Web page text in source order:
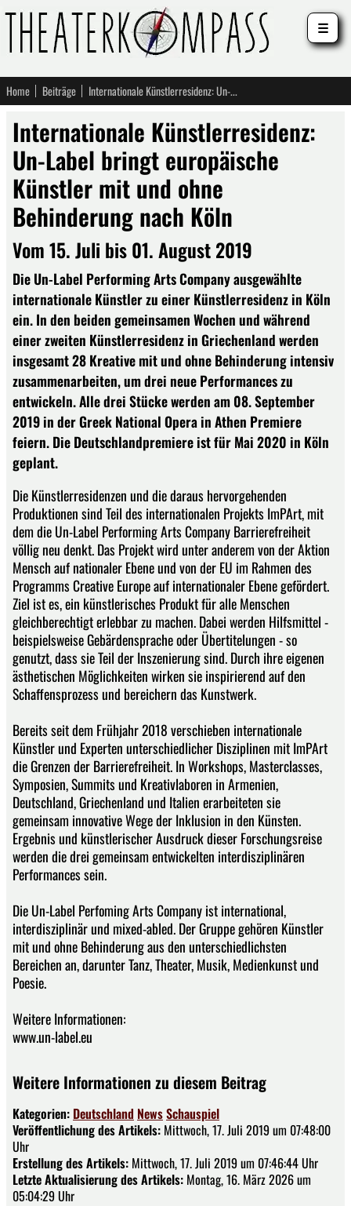
Home Beiträge Internationale Künstlerresidenz: Un-Label bringt europäische Künstler mit und ohne Behinderung nach Köln
Internationale Künstlerresidenz:
Un-Label bringt europäische
Künstler mit und ohne
Behinderung nach Köln
Vom 15. Juli bis 01. August 2019
Die Un-Label Performing Arts Company ausgewählte
internationale Künstler zu einer Künstlerresidenz in Köln
ein. In den beiden gemeinsamen Wochen und während
einer zweiten Künstlerresidenz in Griechenland werden
insgesamt 28 Kreative mit und ohne Behinderung intensiv
zusammenarbeiten, um drei neue Performances zu
entwickeln. Alle drei Stücke werden am 08. September
2019 in der Greek National Opera in Athen Premiere
feiern. Die Deutschlandpremiere ist für Mai 2020 in Köln
geplant.
Die Künstlerresidenzen und die daraus hervorgehenden
Produktionen sind Teil des internationalen Projekts ImPArt, mit
dem die Un-Label Performing Arts Company Barrierefreiheit
völlig neu denkt. Das Projekt wird unter anderem von der Aktion
Mensch auf nationaler Ebene und von der EU im Rahmen des
Programms Creative Europe auf internationaler Ebene gefördert.
Ziel ist es, ein künstlerisches Produkt für alle Menschen
gleichberechtigt erlebbar zu machen. Dabei werden Hilfsmittel -
beispielsweise Gebärdensprache oder Übertitelungen - so
genutzt, dass sie Teil der Inszenierung sind. Durch ihre eigenen
ästhetischen Möglichkeiten wirken sie inspirierend auf den
Schaffensprozess und bereichern das Kunstwerk.
Bereits seit dem Frühjahr 2018 verschieben internationale
Künstler und Experten unterschiedlicher Disziplinen mit ImPArt
die Grenzen der Barrierefreiheit. In Workshops, Masterclasses,
Symposien, Summits und Kreativlaboren in Armenien,
Deutschland, Griechenland und Italien erarbeiteten sie
gemeinsam innovative Wege der Inklusion in den Künsten.
Ergebnis und künstlerischer Ausdruck dieser Forschungsreise
werden die drei gemeinsam entwickelten interdisziplinären
Performances sein.
Die Un-Label Perfoming Arts Company ist international,
interdisziplinär und mixed-abled. Der Gruppe gehören Künstler
mit und ohne Behinderung aus den unterschiedlichsten
Bereichen an, darunter Tanz, Theater, Musik, Medienkunst und
Poesie.
Weitere Informationen:
www.un-label.eu
Weitere Informationen zu diesem Beitrag
Kategorien: Deutschland NewsSchauspiel
Veröffentlichung des Artikels: Mittwoch, 17. Juli 2019 um 07:48:00
Uhr
Erstellung des Artikels: Mittwoch, 17. Juli 2019 um 07:46:44 Uhr
Letzte Aktualisierung des Artikels: Montag, 16. März 2026 um
05:04:29 Uhr
☰